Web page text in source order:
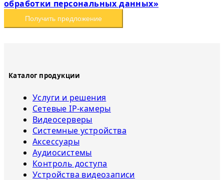
обработки персональных данных»
Получить предложение
Каталог продукции
Услуги и решения
Сетевые IP-камеры
Видеосерверы
Системные устройства
Аксессуары
Аудиосистемы
Контроль доступа
Устройства видеозаписи